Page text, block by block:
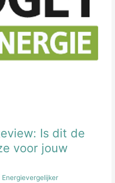
Is dit de
voor jouw
Energievergelijker